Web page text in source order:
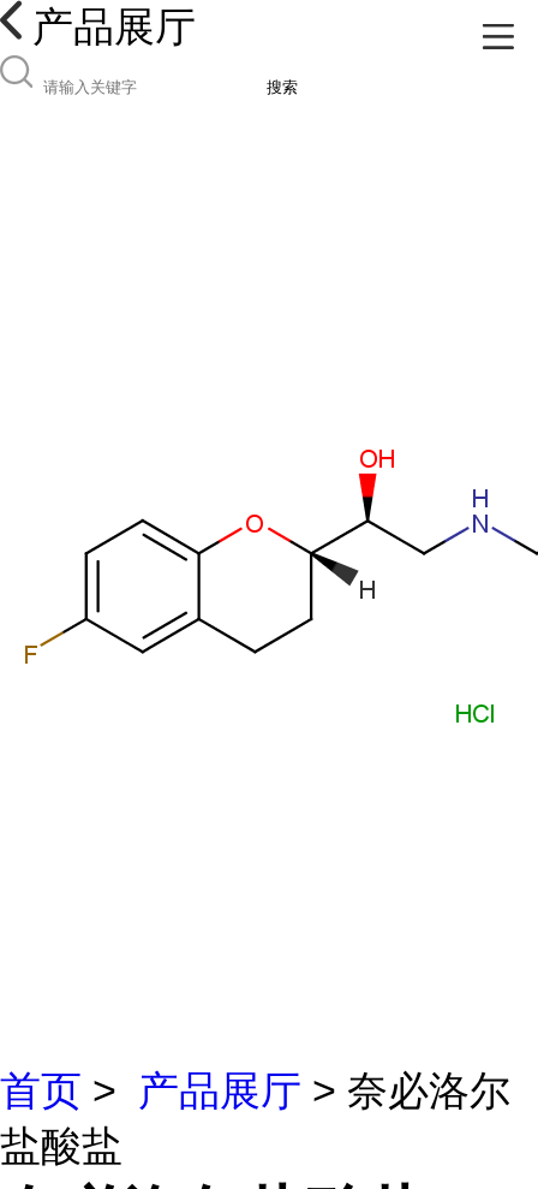
产品展厅
搜索
首页 > 产品展厅 > 奈必洛尔
盐酸盐